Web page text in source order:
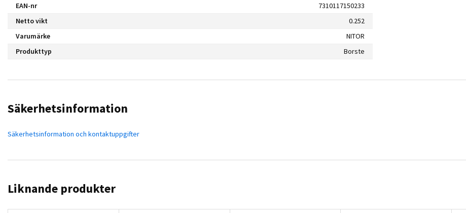
EAN-nr
7310117150233
Netto vikt
0.252
Varumärke
NITOR
Produkttyp
Borste
Säkerhetsinformation
Säkerhetsinformation och kontaktuppgifter
Liknande produkter